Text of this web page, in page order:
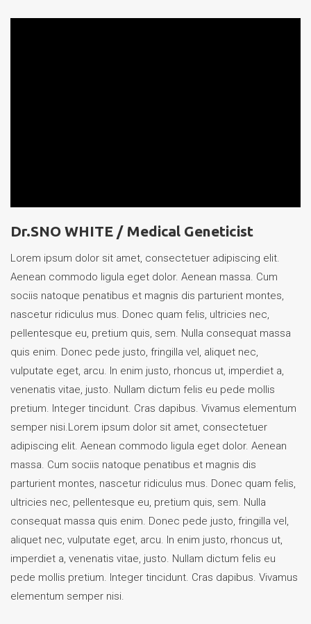
Dr.SNO WHITE / Medical Geneticist
Lorem ipsum dolor sit amet, consectetuer adipiscing elit.
Aenean commodo ligula eget dolor. Aenean massa. Cum
sociis natoque penatibus et magnis dis parturient montes,
nascetur ridiculus mus. Donec quam felis, ultricies nec,
pellentesque eu, pretium quis, sem. Nulla consequat massa
quis enim. Donec pede justo, fringilla vel, aliquet nec,
vulputate eget, arcu. In enim justo, rhoncus ut, imperdiet a,
venenatis vitae, justo. Nullam dictum felis eu pede mollis
pretium. Integer tincidunt. Cras dapibus. Vivamus elementum
semper nisi.Lorem ipsum dolor sit amet, consectetuer
adipiscing elit. Aenean commodo ligula eget dolor. Aenean
massa. Cum sociis natoque penatibus et magnis dis
parturient montes, nascetur ridiculus mus. Donec quam felis,
ultricies nec, pellentesque eu, pretium quis, sem. Nulla
consequat massa quis enim. Donec pede justo, fringilla vel,
aliquet nec, vulputate eget, arcu. In enim justo, rhoncus ut,
imperdiet a, venenatis vitae, justo. Nullam dictum felis eu
pede mollis pretium. Integer tincidunt. Cras dapibus. Vivamus
elementum semper nisi.